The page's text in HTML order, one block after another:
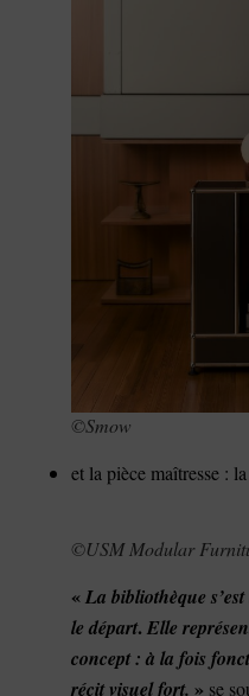
©Smow
et la pièce maîtresse : la
©USM Modular
«La bibliothèque
le départ. Elle
concept : à la fois
récit visuel fort. » se